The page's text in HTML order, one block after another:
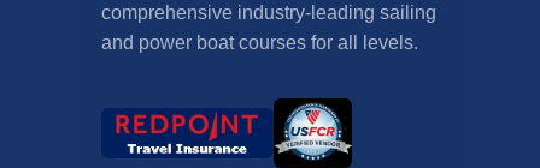
comprehensive industry-leading sailing
and power boat courses for all levels.